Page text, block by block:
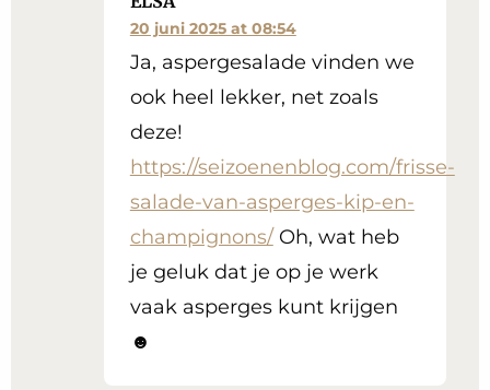
20 juni 2025 at 08:54
Ja, aspergesalade vinden we
ook heel lekker, net zoals
deze!
https://seizoenenblog.com/frisse-
salade-van-asperges-kip-en-
champignons/Oh, wat heb
je geluk dat je op je werk
vaak asperges kunt krijgen
☻